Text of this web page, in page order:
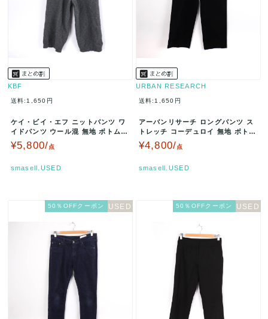
KBF
送料:1,650円
ケイ・ビイ・エフ ニットパンツ ワ
イドパンツ ウール混 無地 ボトムス
アーバンリサーチ レディース…
¥5,800/点
smasell.USED
URBAN RESEARCH
送料:1,650円
アーバンリサーチ ロングパンツ ス
トレッチ コーデュロイ 無地 ボトム
ス XS相当 日本製 レディ…
¥4,800/点
smasell.USED
50％OFFクーポン 50％OFFクーポン